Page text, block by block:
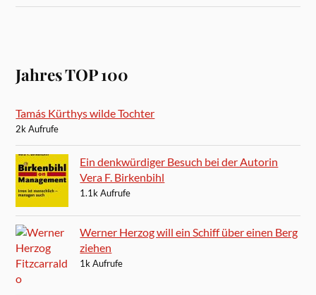
Jahres TOP 100
Tamás Kürthys wilde Tochter
2k Aufrufe
Ein denkwürdiger Besuch bei der Autorin
Vera F. Birkenbihl
1.1k Aufrufe
Werner Herzog will ein Schiff über einen Berg
ziehen
1k Aufrufe